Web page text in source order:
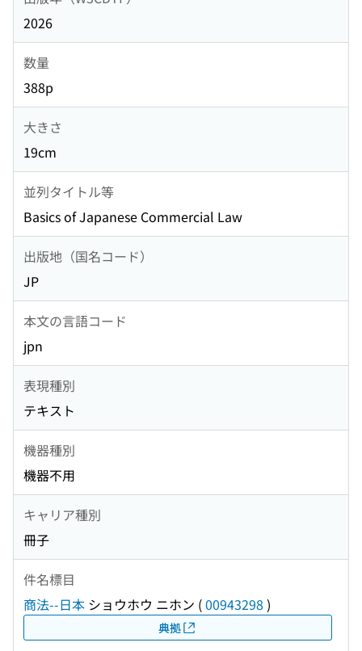
2026
数量
388p
大きさ
19cm
並列タイトル等
Basics of Japanese Commercial Law
出版地（国名コード）
JP
本文の言語コード
jpn
表現種別
テキスト
機器種別
機器不用
キャリア種別
冊子
件名標目
商法--日本 ショウホウ ニホン (00943298 )
典拠